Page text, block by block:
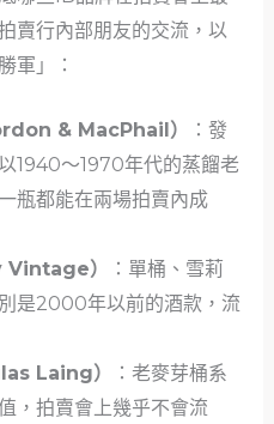
賣行內部朋友的交流，以
軍」：
& MacPhail）
：發
1940～1970年代的蒸餾老
瓶都能在兩場拍賣內成
）
：單桶、雪莉
是2000年以前的酒款，流
Laing）
：老麥芽桶系
，拍賣會上幾乎不會流